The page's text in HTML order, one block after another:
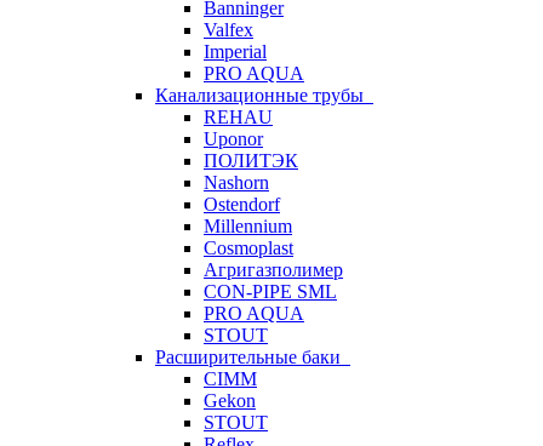
Banninger
Valfex
Imperial
PRO AQUA
Канализационные трубы
REHAU
Uponor
ПОЛИТЭК
Nashorn
Ostendorf
Millennium
Cosmoplast
Агригазполимер
CON-PIPE SML
PRO AQUA
STOUT
Расширительные баки
CIMM
Gekon
STOUT